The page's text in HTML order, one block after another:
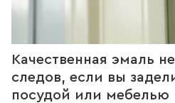
Качественная эмаль
следов, если вы
посудой или мебелью